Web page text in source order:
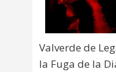
Valverde de
la Fuga de la